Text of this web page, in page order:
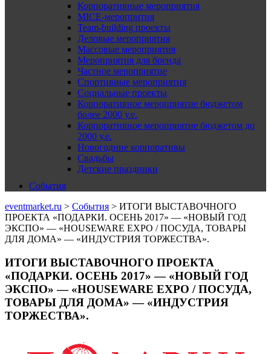
Корпоративные мероприятия
MICE-меропрития
Team-building проекты
Деловые мероприятия
Массовые мероприятия
Мероприятия для бренда
Частное мероприятие
Спортивные мероприятия
Социальные проекты
Корпоративное мероприятие бюджетом
более 2000 у.е.
Корпоративное мероприятие бюджетом до
2000 у.е.
Новогодние корпоративы
Свадьбы
Детские праздники
События
eventmarket.ru > События > ИТОГИ ВЫСТАВОЧНОГО
ПРОЕКТА «ПОДАРКИ. ОСЕНЬ 2017» — «НОВЫЙ ГОД
ЭКСПО» — «HOUSEWARE EXPO / ПОСУДА, ТОВАРЫ
ДЛЯ ДОМА» — «ИНДУСТРИЯ ТОРЖЕСТВА».
ИТОГИ ВЫСТАВОЧНОГО ПРОЕКТА
«ПОДАРКИ. ОСЕНЬ 2017» — «НОВЫЙ ГОД
ЭКСПО» — «HOUSEWARE EXPO / ПОСУДА,
ТОВАРЫ ДЛЯ ДОМА» — «ИНДУСТРИЯ
ТОРЖЕСТВА».